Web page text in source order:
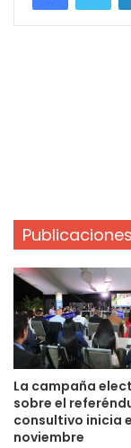
La campaña
sobre el
consultivo inicia
noviembre